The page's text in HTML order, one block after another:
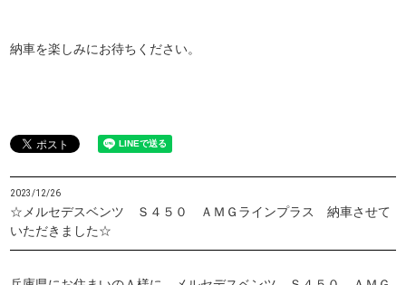
納車を楽しみにお待ちください。
2023/12/26
☆メルセデスベンツ Ｓ４５０ ＡＭＧラインプラス 納車させて
いただきました☆